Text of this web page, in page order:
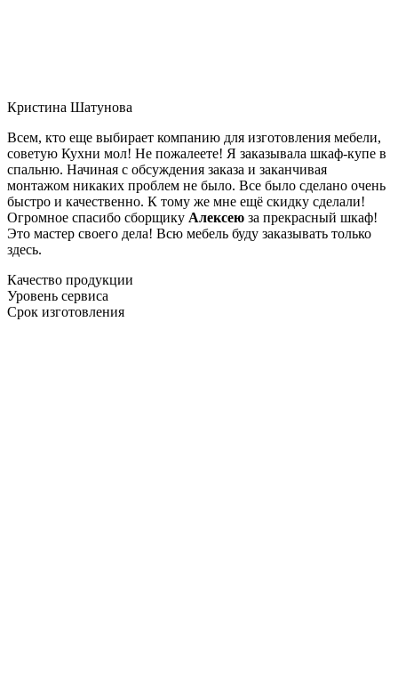
Кристина Шатунова
Всем, кто еще выбирает компанию для изготовления мебели,
советую Кухни мол! Не пожалеете! Я заказывала шкаф-купе в
спальню. Начиная с обсуждения заказа и заканчивая
монтажом никаких проблем не было. Все было сделано очень
быстро и качественно. К тому же мне ещё скидку сделали!
Огромное спасибо сборщику Алексею за прекрасный шкаф!
Это мастер своего дела! Всю мебель буду заказывать только
здесь.
Качество продукции
Уровень сервиса
Срок изготовления